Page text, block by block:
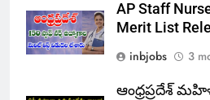
AP Staff
Merit List
inbjobs
3
ఆంధ్రప్రదేశ్